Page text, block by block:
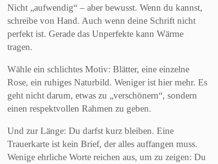
Nicht „aufwendig“ – aber bewusst. Wenn du kannst,
schreibe von Hand. Auch wenn deine Schrift nicht
perfekt ist. Gerade das Unperfekte kann Wärme
tragen.
Wähle ein schlichtes Motiv: Blätter, eine einzelne
Rose, ein ruhiges Naturbild. Weniger ist hier mehr. Es
geht nicht darum, etwas zu „verschönern“, sondern
einen respektvollen Rahmen zu geben.
Und zur Länge: Du darfst kurz bleiben. Eine
Trauerkarte ist kein Brief, der alles auffangen muss.
Wenige ehrliche Worte reichen aus, um zu zeigen: Du